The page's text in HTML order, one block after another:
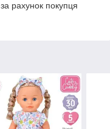
рахунок покупця